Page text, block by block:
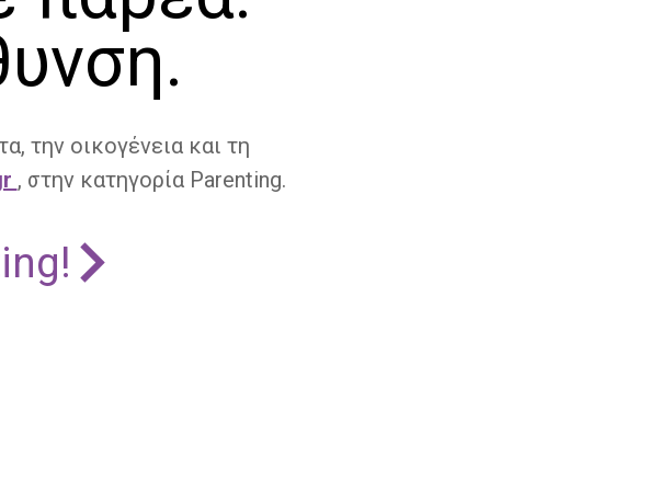
την οικογένεια και τη
, στην κατηγορία Parenting.